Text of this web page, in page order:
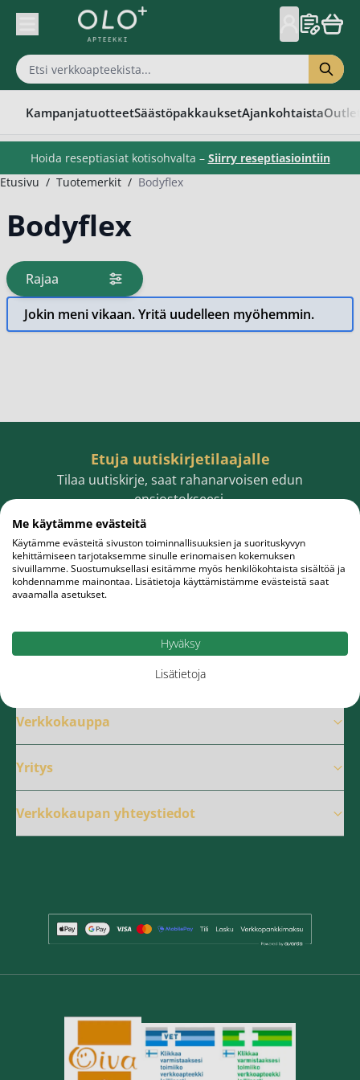
Skip to Content
KampanjatuotteetSäästöpakkauksetAjankohtaista
Hoida reseptiasiat kotisohvalta – Siirry reseptiasiointiin
Etusivu / Tuotemerkit / Bodyflex
Bodyflex
Rajaa
tuotteita
Jokin meni vikaan. Yritä uudelleen myöhemmin.
Etuja uutiskirjetilaajalle
Tilaa uutiskirje, saat rahanarvoisen edun
ensiostokseesi.
Sähköpostiosoite
Tilaa
Verkkokauppa
Yritys
Verkkokaupan yhteystiedot
Me käytämme evästeitä
Käytämme evästeitä sivuston toiminnallisuuksien ja suorituskyvyn
kehittämiseen tarjotaksemme sinulle erinomaisen kokemuksen
sivuillamme. Suostumuksellasi esitämme myös henkilökohtaista sisältöä ja
kohdennamme mainontaa. Lisätietoja käyttämistämme evästeistä saat
avaamalla asetukset.
Hyväksy
Lisätietoja